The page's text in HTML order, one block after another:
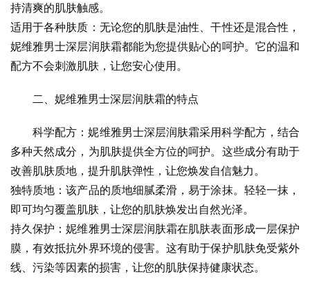
持清爽的肌肤触感。
适用于各种肤质：无论您的肌肤是油性、干性还是混合性，
妮维雅男士深层润肤霜都能为您提供贴心的呵护。它的温和
配方不会刺激肌肤，让您安心使用。
二、妮维雅男士深层润肤霜的特点
科学配方：妮维雅男士深层润肤霜采用科学配方，结合
多种天然成分，为肌肤提供全方位的呵护。这些成分有助于
改善肌肤质地，提升肌肤弹性，让您焕发自信魅力。
独特质地：该产品的质地细腻柔滑，易于涂抹。轻轻一抹，
即可均匀覆盖肌肤，让您的肌肤焕发出自然光泽。
持久保护：妮维雅男士深层润肤霜在肌肤表面形成一层保护
膜，有效抵抗外界环境的侵害。这有助于保护肌肤免受紫外
线、污染等因素的损害，让您的肌肤保持健康状态。